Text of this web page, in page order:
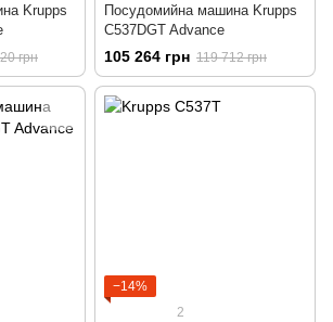
Krupps
грн
Посудомийна машина Krupps
C537DGT Advance
105 264 грн 119 712 грн
−14%
2